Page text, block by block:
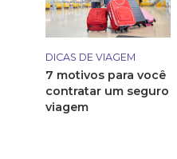
DICAS DE VIAGEM
7 motivos para você
contratar um seguro
viagem